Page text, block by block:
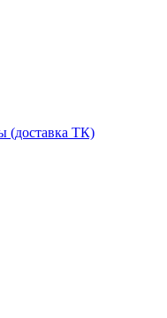
(доставка ТК)